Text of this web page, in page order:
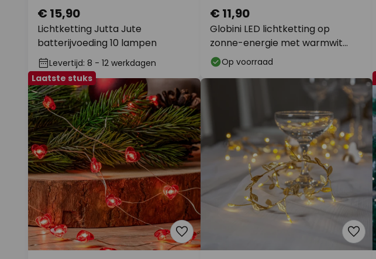
Lichtketting Jutta Jute
batterijvoeding 10 lampen
€ 15,90
Levertijd: 8 - 12 werkdagen
Globini LED lichtketting op
zonne-energie met warmwit
licht
€ 11,90
Op voorraad
Laatste stuks